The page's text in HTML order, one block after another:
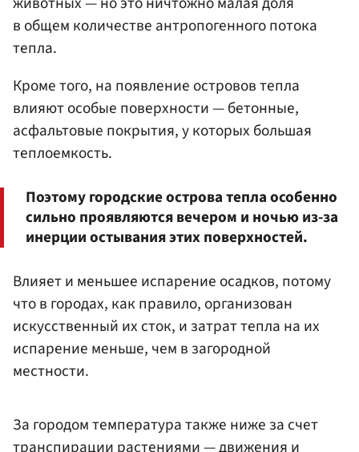
в общем количестве антропогенного потока
тепла.
Кроме того, на появление островов тепла
влияют особые поверхности — бетонные,
асфальтовые покрытия, у которых большая
теплоемкость.
Поэтому городские острова тепла особенно
сильно проявляются вечером и ночью из-за
инерции остывания этих поверхностей.
Влияет и меньшее испарение осадков, потому
что в городах, как правило, организован
искусственный их сток, и затрат тепла на их
испарение меньше, чем в загородной
местности.
За городом температура также ниже за счет
транспирации растениями — движения и